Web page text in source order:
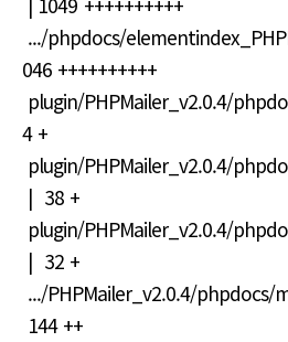
.../phpdocs/
046 ++++++++++
plugin/PHPMailer_v2.0.4/
4 +
plugin/PHPMailer_v2.0.4/
| 38 +
plugin/PHPMailer_v2.0.4/
| 32 +
.../PHPMailer_v2.0.4/
144 ++